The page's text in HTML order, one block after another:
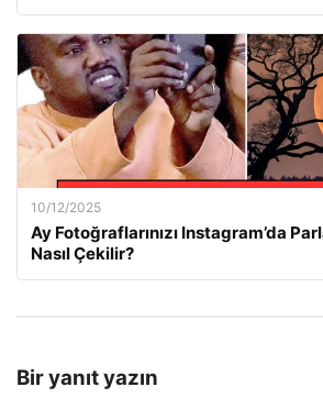
10/12/2025
Ay Fotoğraflarınızı Instagram’da
Nasıl Çekilir?
Bir yanıt yazın